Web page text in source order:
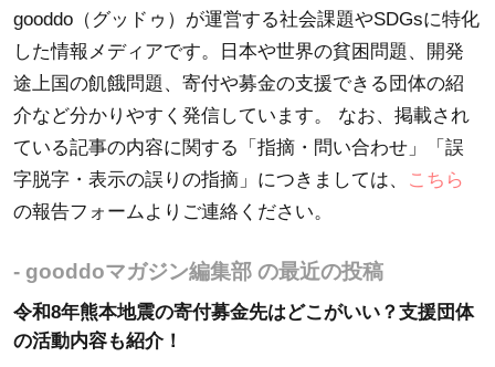
gooddo（グッドゥ）が運営する社会課題やSDGsに特化
した情報メディアです。日本や世界の貧困問題、開発
途上国の飢餓問題、寄付や募金の支援できる団体の紹
介など分かりやすく発信しています。 なお、掲載され
ている記事の内容に関する「指摘・問い合わせ」「誤
字脱字・表示の誤りの指摘」につきましては、
こちら
の報告フォームよりご連絡ください。
- gooddoマガジン編集部 の最近の投稿
令和8年熊本地震の寄付募金先はどこがいい？支援団体
の活動内容も紹介！